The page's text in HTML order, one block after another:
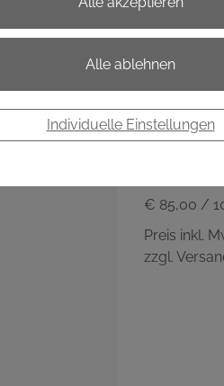
• Duftprofil:
•
€ 85,00 /
Preis inkl.
zzgl.
Individuelle Einstellungen